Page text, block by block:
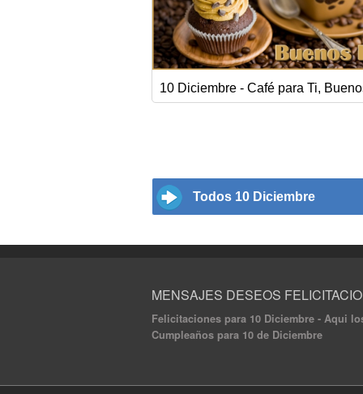
10 Diciembre - Café para Ti,
Todos 10 Diciembre
MENSAJES DESEOS
Felicitaciones para 10 Diciembre - Aqui
Cumpleaños para 10 de Diciembre